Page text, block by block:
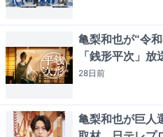
亀梨和也が“令
「銭形平次」
28日前
亀梨和也が巨人